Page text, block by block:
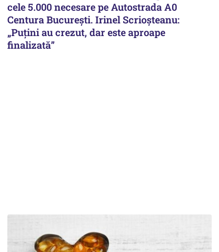
cele 5.000 necesare pe Autostrada A0
Centura București. Irinel Scrioșteanu:
„Puțini au crezut, dar este aproape
finalizată”